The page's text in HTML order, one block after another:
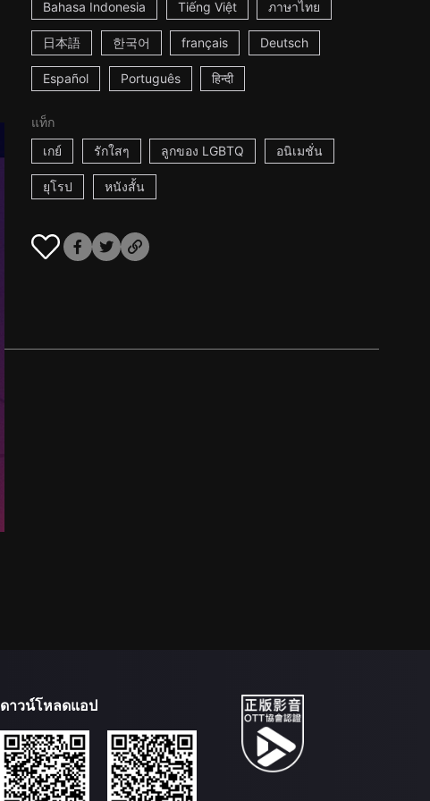
Bahasa Indonesia Tiếng Việt ภาษาไทย
日本語 한국어 français Deutsch
Español Português हिन्दी
แท็ก
เกย์
รักใสๆ ลูกของ LGBTQ อนิเมชั่น
ยุโรป หนังสั้น
ดาวน์โหลดแอป